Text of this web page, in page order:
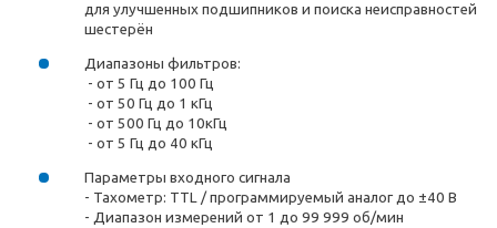
для улучшенных подшипников и поиска неисправностей
шестерён
Диапазоны фильтров:
- от 5 Гц до 100 Гц
- от 50 Гц до 1 кГц
- от 500 Гц до 10кГц
- от 5 Гц до 40 кГц
Параметры входного сигнала
- Тахометр: TTL / программируемый аналог до ±40 В
- Диапазон измерений от 1 до 99 999 об/мин